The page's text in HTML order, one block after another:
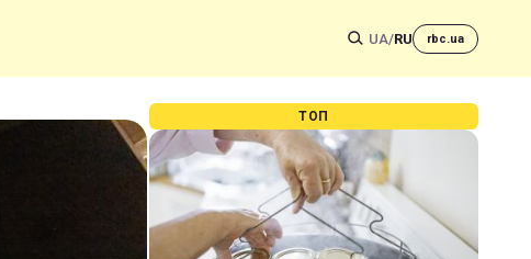
UA/RU rbc.ua
ТОП